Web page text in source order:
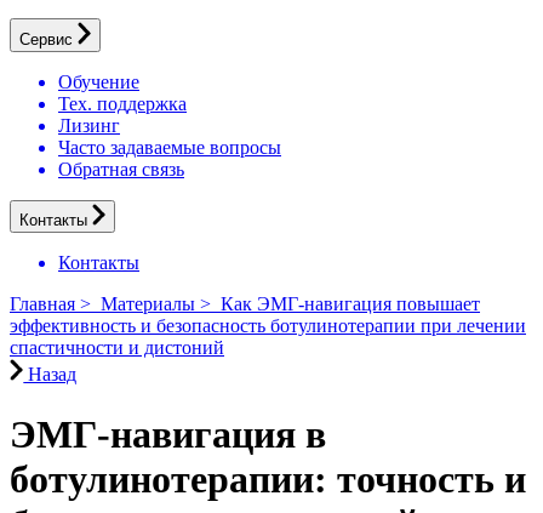
Сервис
Обучение
Тех. поддержка
Лизинг
Часто задаваемые вопросы
Обратная связь
Контакты
Контакты
Главная > Материалы > Как ЭМГ-навигация повышает
эффективность и безопасность ботулинотерапии при лечении
спастичности и дистоний
Назад
ЭМГ-навигация в
ботулинотерапии: точность и